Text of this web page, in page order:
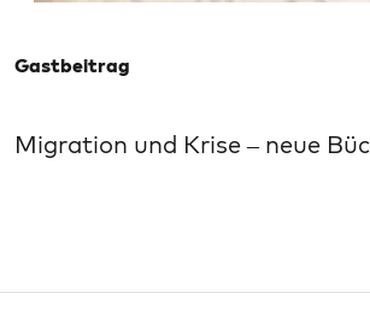
Gastbeitrag
Migration und Krise – neue